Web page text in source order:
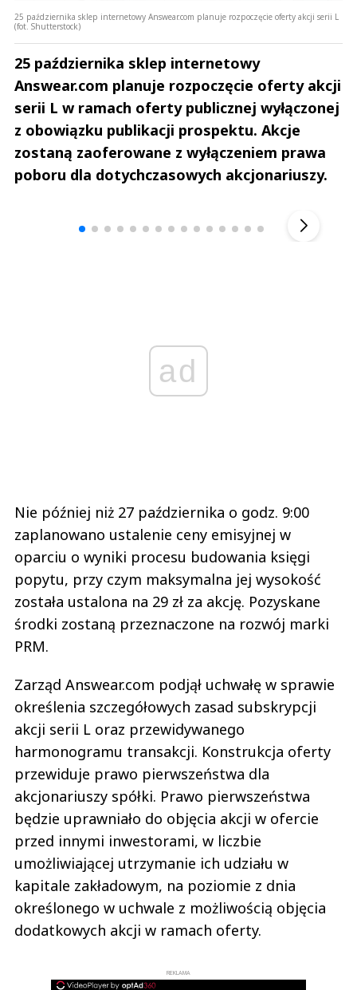
25 października sklep internetowy Answear.com planuje rozpoczęcie oferty akcji serii L
(fot. Shutterstock)
25 października sklep internetowy
Answear.com planuje rozpoczęcie oferty akcji
serii L w ramach oferty publicznej wyłączonej
z obowiązku publikacji prospektu. Akcje
zostaną zaoferowane z wyłączeniem prawa
poboru dla dotychczasowych akcjonariuszy.
ad
Nie później niż 27 października o godz. 9:00
zaplanowano ustalenie ceny emisyjnej w
oparciu o wyniki procesu budowania księgi
popytu, przy czym maksymalna jej wysokość
została ustalona na 29 zł za akcję. Pozyskane
środki zostaną przeznaczone na rozwój marki
PRM.
Zarząd Answear.com podjął uchwałę w sprawie
określenia szczegółowych zasad subskrypcji
akcji serii L oraz przewidywanego
harmonogramu transakcji. Konstrukcja oferty
przewiduje prawo pierwszeństwa dla
akcjonariuszy spółki. Prawo pierwszeństwa
będzie uprawniało do objęcia akcji w ofercie
przed innymi inwestorami, w liczbie
umożliwiającej utrzymanie ich udziału w
kapitale zakładowym, na poziomie z dnia
określonego w uchwale z możliwością objęcia
dodatkowych akcji w ramach oferty.
REKLAMA